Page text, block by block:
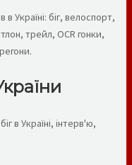
в Україні: біг, велоспорт,
трейл, OCR гонки,
в Україні, інтерв'ю,